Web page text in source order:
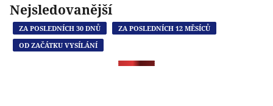
Nejsledovanější
ZA POSLEDNÍCH 30 DNŮ
ZA POSLEDNÍCH 12 MĚSÍCŮ
OD ZAČÁTKU VYSÍLÁNÍ